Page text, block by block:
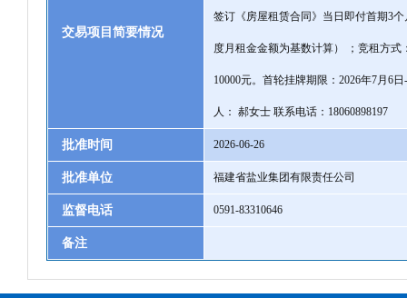
交易项目简要情况
签订《房屋租赁合同》当日即付首期3
度月租金金额为基数计算） ；竞租方
10000元。首轮挂牌期限：2026年7月6
人： 郝女士 联系电话：18060898197
批准时间 2026-06-26
批准单位 福建省盐业集团有限责任公司
监督电话 0591-83310646
备注